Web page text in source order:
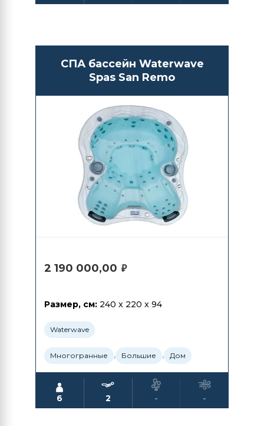
СПА бассейн Waterwave
Spas San Remo
2 190 000,00 ₽
Размер, см: 240 x 220 x 94
Waterwave
Многогранные , Большие , Дом
6 2 - -